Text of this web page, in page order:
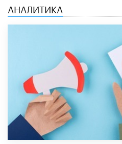
АНАЛИТИКА